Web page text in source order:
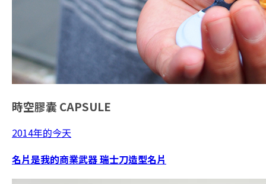
時空膠囊 CAPSULE
2014年的今天
名片是我的商業武器 瑞士刀造型名片